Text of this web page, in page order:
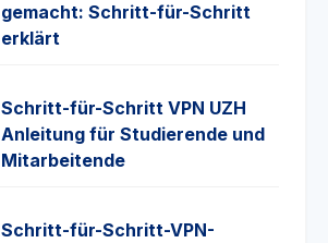
gemacht: Schritt-für-Schritt
erklärt
Schritt-für-Schritt VPN UZH
Anleitung für Studierende und
Mitarbeitende
Schritt-für-Schritt-VPN-